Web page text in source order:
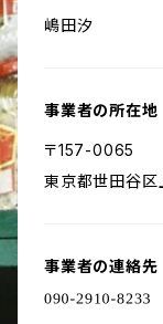
嶋田汐
事業者の所在地
〒157-0065
東京都世田谷
事業者の連絡先